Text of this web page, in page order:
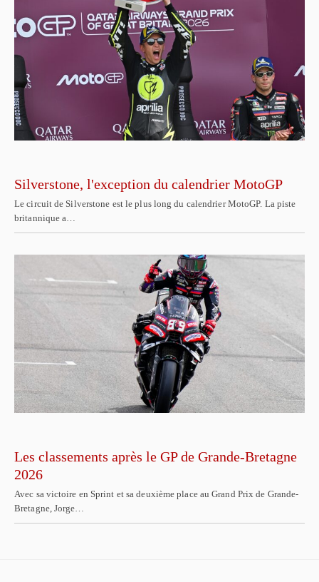
Silverstone, l'exception du calendrier MotoGP
Le circuit de Silverstone est le plus long du calendrier MotoGP. La piste
britannique a…
Les classements après le GP de Grande-Bretagne
2026
Avec sa victoire en Sprint et sa deuxième place au Grand Prix de Grande-
Bretagne, Jorge…